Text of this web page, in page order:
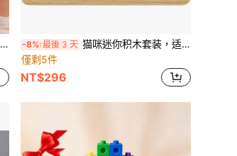
-8% 最後 3 天 猫咪迷你积木套装，适合成人，1300+片宠物造型积木，家居办公装饰，MOC 3D创意模型，圣诞节礼物
僅剩5件
NT$296